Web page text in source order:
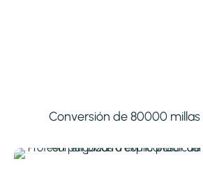
Conversión de 80000